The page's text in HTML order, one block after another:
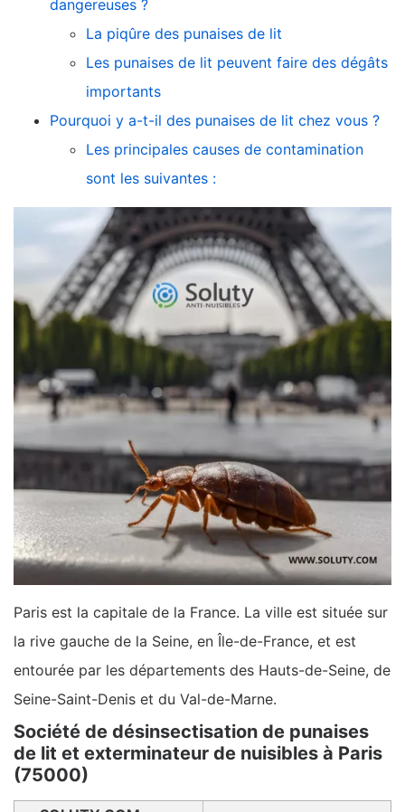
dangereuses ?
La piqûre des punaises de lit
Les punaises de lit peuvent faire des dégâts
importants
Pourquoi y a-t-il des punaises de lit chez vous ?
Les principales causes de contamination
sont les suivantes :
Paris est la capitale de la France. La ville est située sur
la rive gauche de la Seine, en Île-de-France, et est
entourée par les départements des Hauts-de-Seine, de
Seine-Saint-Denis et du Val-de-Marne.
Société de désinsectisation de punaises
de lit et exterminateur de nuisibles à Paris
(75000)